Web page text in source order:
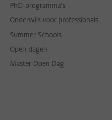
PhD-programma's
Onderwijs voor professionals
Summer Schools
Open dagen
Master Open Dag